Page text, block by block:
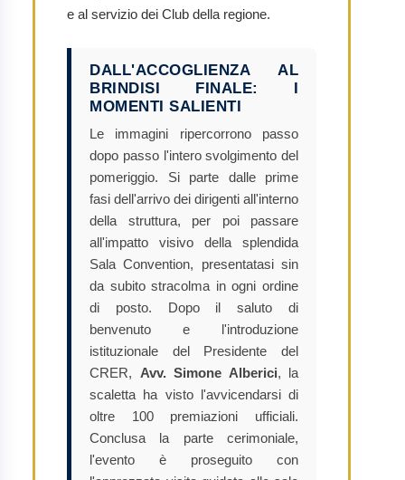
e al servizio dei Club della regione.
DALL'ACCOGLIENZA AL
BRINDISI FINALE: I
MOMENTI SALIENTI
Le immagini ripercorrono passo
dopo passo l'intero svolgimento del
pomeriggio. Si parte dalle prime
fasi dell'arrivo dei dirigenti all'interno
della struttura, per poi passare
all'impatto visivo della splendida
Sala Convention, presentatasi sin
da subito stracolma in ogni ordine
di posto. Dopo il saluto di
benvenuto e l'introduzione
istituzionale del Presidente del
CRER, Avv. Simone Alberici, la
scaletta ha visto l'avvicendarsi di
oltre 100 premiazioni ufficiali.
Conclusa la parte cerimoniale,
l'evento è proseguito con